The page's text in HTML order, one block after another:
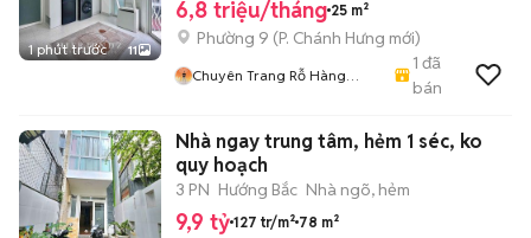
1 phút trước 11
6,8 triệu/tháng 25 m²
Phường 9 (P. Chánh Hưng mới)
Chuyên Trang Rỗ Hàng
1 đã
bán
Nhà ngay trung tâm, hẻm 1 séc, ko
quy hoạch
3 PN Hướng Bắc Nhà ngõ, hẻm
9,9 tỷ 127 tr/m² 78 m²